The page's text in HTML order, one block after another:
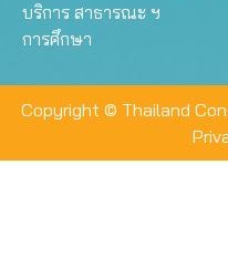
บริการ สาธารณะ ฯ
การศึกษา
Copyright © Thailand